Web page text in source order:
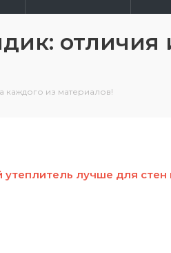
каждого из материалов!
утеплитель лучше для стен